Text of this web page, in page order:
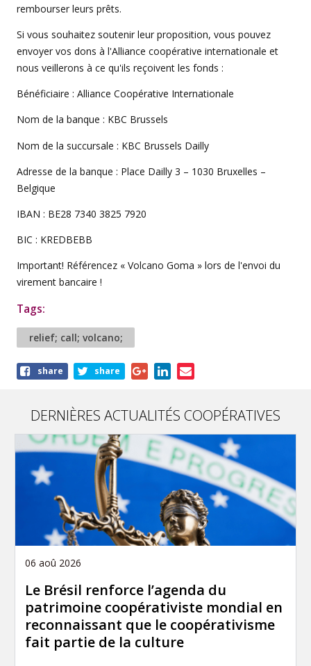
rembourser leurs prêts.
Si vous souhaitez soutenir leur proposition, vous pouvez
envoyer vos dons à l'Alliance coopérative internationale et
nous veillerons à ce qu'ils reçoivent les fonds :
Bénéficiaire : Alliance Coopérative Internationale
Nom de la banque : KBC Brussels
Nom de la succursale : KBC Brussels Dailly
Adresse de la banque : Place Dailly 3 – 1030 Bruxelles –
Belgique
IBAN : BE28 7340 3825 7920
BIC : KREDBEBB
Important! Référencez « Volcano Goma » lors de l'envoi du
virement bancaire !
Tags:
relief; call; volcano;
Shareshare share
DERNIÈRES ACTUALITÉS COOPÉRATIVES
06 aoû 2026
Le Brésil renforce l’agenda du
patrimoine coopérativiste mondial en
reconnaissant que le coopérativisme
fait partie de la culture